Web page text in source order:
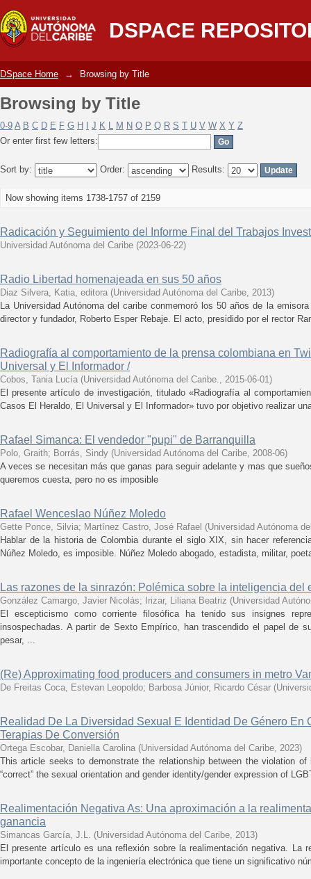
DSPACE
Browsing by Title
DSpace Home → Browsing by Title
Browsing by Title
0-9 A B C D E F G H J K L M N O P Q R S T U V W X Y Z
Or enter first few letters:
Sort by: Order: Results:
Now showing items 1738-1757 of 2159
Radicación y Seguimiento del Informe Final del Trabajos
Universidad Autónoma del Caribe (2023-06-22)
Radio Libertad homenajeada en sus 50 años
Diaz Silvera, Katia, editora (Universidad Autónoma del Caribe, 2013)
La Universidad Autónoma del caribe conmemoró los 50 años de la
director y fundador, Roberto Esper Rebaje. El acto, presidido por el rector
Radiografía al comportamiento de la prensa colombiana en
Universal y El Informador /
Cobos, Tania Lucía (Universidad Autónoma del Caribe., 2015-06-01)
El presente artículo de investigación, titulado «Radiografía al
Casos El Heraldo, El Universal y El Informador» tuvo por objetivo realizar
Rafael Simanca: El vendedor "pupi" de Barranquilla
Polo, Graith; Borrás, Sindy (Universidad Autónoma del Caribe, 2008-06)
A veces se necesitan más que ganas para seguir adelante y mas que
queremos cuesta, pero no es imposible
Rafael Wenceslao Núñez Moledo
Gette Ponce, Silvia; Martínez Castro, José Rafael (Universidad Autónoma
Hablar de la historia de Colombia durante el siglo XIX, sin hacer
Núñez Moledo, es imposible. Núñez Moledo abogado, estadista, militar,
Las razones de la sinrazón: Polémica sobre la inteligencia del
González Camargo, Javier Nicolás; Irizar, Liliana Beatriz (Universidad
El escepticismo como corriente filosófica ha tenido sus insignes
insospechadas. A partir de Sexto Empírico, han trascendido el papel de
pesar, ...
(Re) Approximating food producers and consumers in metro
De Freitas Coca, Estevan Leopoldo; Barbosa Júnior, Ricardo César (
Realidad De La Diversidad Sexual E Identidad De Género En
Terapias De Conversión
Ortega Escobar, Daniella Carolina (Universidad Autónoma del Caribe, 2023)
This article seeks to demonstrate the relationship between the violation
“correct” the sexual orientation and gender identity/gender expression of
Realimentación Negativa As: Una aproximación a la
ganancia
Simancas García, J.L. (Universidad Autónoma del Caribe, 2013)
El presente artículo es una reflexión sobre la realimentación negativa. La
importante concepto de la ingeniería electrónica que tiene un significativo